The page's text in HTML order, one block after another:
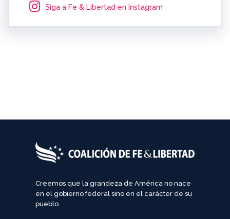
Siga a Fe & Libertad en Instagram
Creemos que la grandeza de América no nace
en el gobierno federal sino en el carácter de su
pueblo.